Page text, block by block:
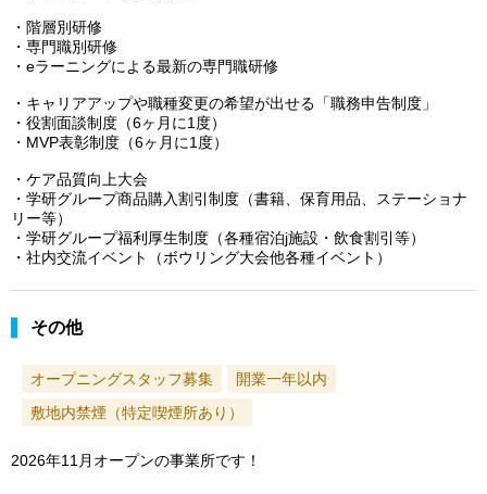
・階層別研修
・専門職別研修
・eラーニングによる最新の専門職研修
・キャリアアップや職種変更の希望が出せる「職務申告制度」
・役割面談制度（6ヶ月に1度）
・MVP表彰制度（6ヶ月に1度）
・ケア品質向上大会
・学研グループ商品購入割引制度（書籍、保育用品、ステーショナ
リー等）
・学研グループ福利厚生制度（各種宿泊j施設・飲食割引等）
・社内交流イベント（ボウリング大会他各種イベント）
その他
オープニングスタッフ募集
開業一年以内
敷地内禁煙（特定喫煙所あり）
2026年11月オープンの事業所です！